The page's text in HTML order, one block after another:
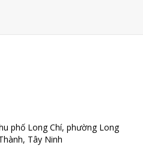
phố Long Chí, phường Long
Tây Ninh